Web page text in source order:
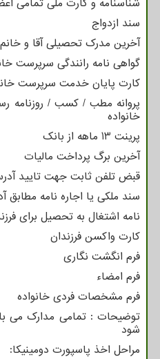
سند ازدواج
آخرین مدرک تحصیلی آقا و خانم
گواهی نامه رانندگی سرپرست
کارت پایان خدمت سرپرست
پروانه مطب / کسب / روزنامه
خانواده
پرینت 13 ماهه از بانک
آخرین برگ پرداخت مالیات
قبض تلفن ثابت جهت تایید
سند ملکی یا اجاره نامه
نامه اشتغال به تحصیل برای
کارت واکسن فرزندان
فرم انگشت نگاری
فرم امضاء
فرم مشخصات فردی خانواده
توضیحات : تمامی مدارک می
شود
مراحل اخذ پاسپورت دومینیکا: